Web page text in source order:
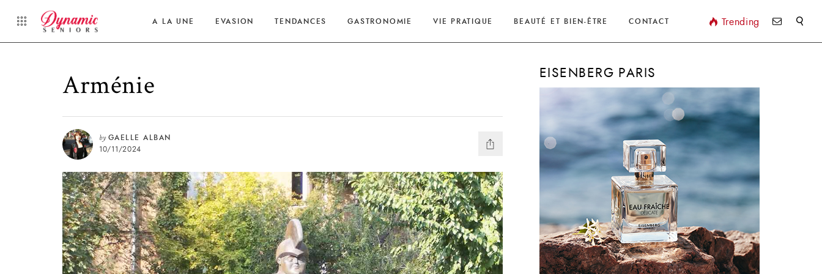
A LA UNE EVASION TENDANCES GASTRONOMIE VIE PRATIQUE BEAUTÉ ET BIEN-ÊTRE CONTACT Trending
Arménie
by GAELLE ALBAN
10/11/2024
EISENBERG PARIS